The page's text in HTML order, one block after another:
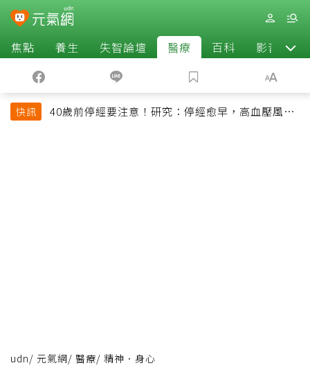
焦點 養生 失智論壇 醫療 百科 影音
快訊
40歲前停經要注意！研究：停經愈早，高血壓風險
udn/ 元氣網/ 醫療/ 精神．身心